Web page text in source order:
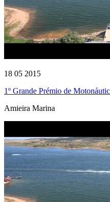
18 05 2015
1º Grande Prémio de
Amieira Marina